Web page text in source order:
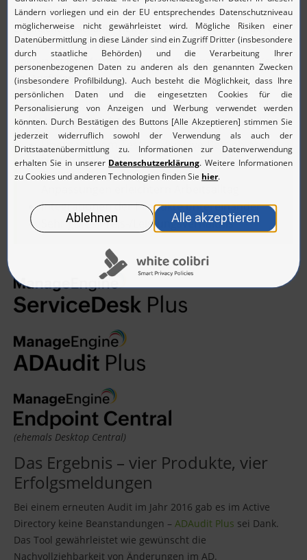
ServiceDesk Plus und nicht zuletzt die geringen Kosten.
Ergänzend beschaffte VIER PFOTEN nochSite 24x7, um die
Anbindung der 24 Standorte zu prüfen. Die Server-
Überwachung informiert über die Leistung und alarmiert
bei Ausfällen.
Kundennutzen:
Übergang vom Test- in den Live-Betrieb ohne
Neuinstallation
Einfache Bedienung und intuitive
Integrationen der Produkte untereinander
Sehr gutes Preis-/Leistungsverhältnis
(ehemals Desktop Central)
Das Ergebnis – vier Produkte, vier
Erfolgsmeldungen
Bei einem erneuten Audit im Jahr 2016 gab es im Active
Directory keine Beanstandungen – ADAudit Plus sei Dank.
Das Tool gewährleistet wie gewünscht die
Nachvollziehbarkeit von Änderungen im AD.